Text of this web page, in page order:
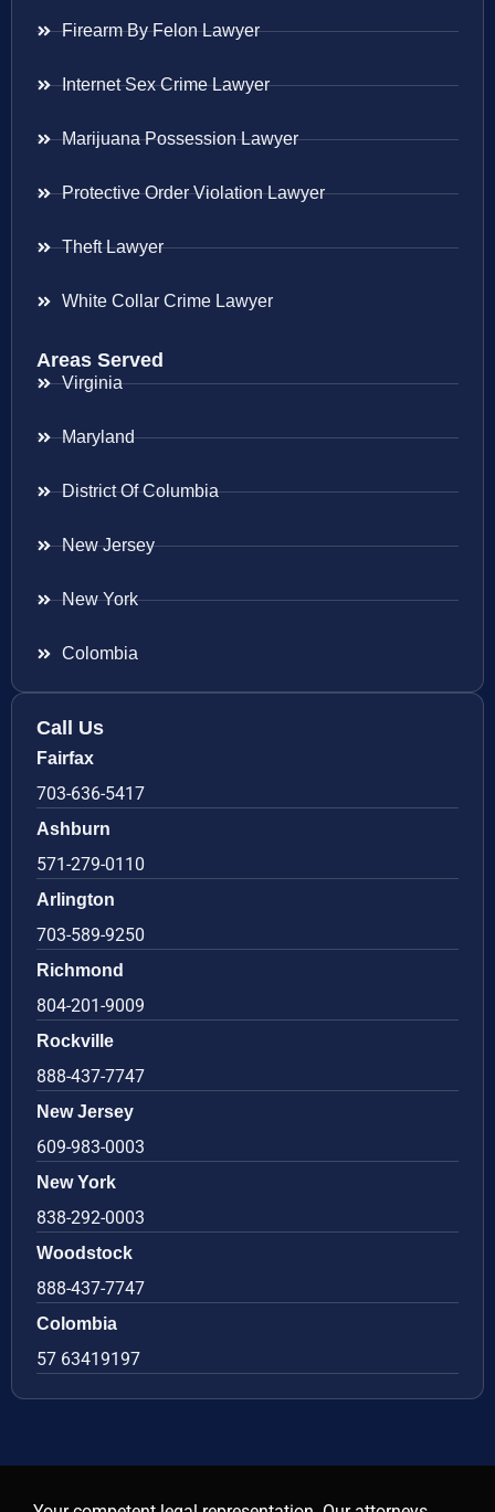
Firearm By Felon Lawyer
Internet Sex Crime Lawyer
Marijuana Possession Lawyer
Protective Order Violation Lawyer
Theft Lawyer
White Collar Crime Lawyer
Areas Served
Virginia
Maryland
District Of Columbia
New Jersey
New York
Colombia
Call Us
Fairfax
703-636-5417
Ashburn
571-279-0110
Arlington
703-589-9250
Richmond
804-201-9009
Rockville
888-437-7747
New Jersey
609-983-0003
New York
838-292-0003
Woodstock
888-437-7747
Colombia
57 63419197